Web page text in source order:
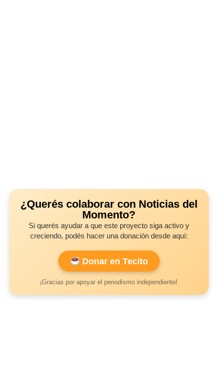
¿Querés colaborar con Noticias del
Momento?
Si querés ayudar a que este proyecto siga activo y
creciendo, podés hacer una donación desde aquí:
Donar en Tecito
¡Gracias por apoyar el periodismo independiente!